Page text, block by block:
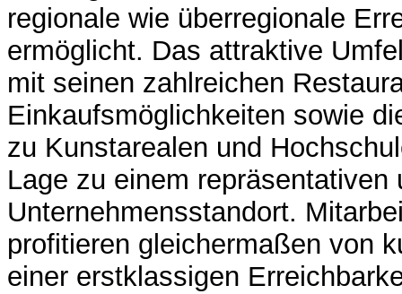
regionale wie überregionale
ermöglicht. Das attraktive
mit seinen zahlreichen
Einkaufsmöglichkeiten sowie
zu Kunstarealen und
Lage zu einem repräsentativen
Unternehmensstandort.
profitieren gleichermaßen von
einer erstklassigen